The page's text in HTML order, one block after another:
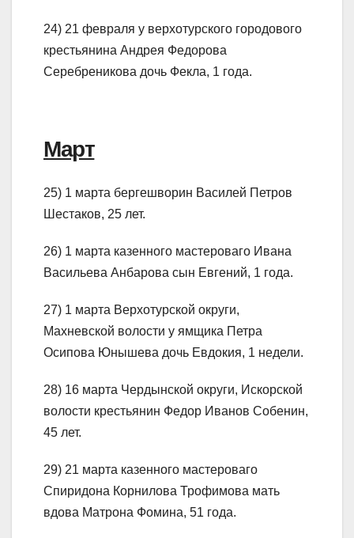
24) 21 февраля у верхотурского городового
крестьянина Андрея Федорова
Серебреникова дочь Фекла, 1 года.
Март
25) 1 марта бергешворин Василей Петров
Шестаков, 25 лет.
26) 1 марта казенного мастероваго Ивана
Васильева Анбарова сын Евгений, 1 года.
27) 1 марта Верхотурской округи,
Махневской волости у ямщика Петра
Осипова Юнышева дочь Евдокия, 1 недели.
28) 16 марта Чердынской округи, Искорской
волости крестьянин Федор Иванов Собенин,
45 лет.
29) 21 марта казенного мастероваго
Спиридона Корнилова Трофимова мать
вдова Матрона Фомина, 51 года.